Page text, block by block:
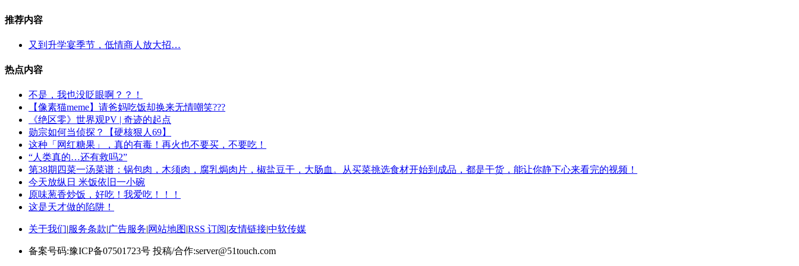
推荐内容
又到升学宴季节，低情商人放大招…
热点内容
不是，我也没眨眼啊？？！
【像素猫meme】请爸妈吃饭却换来无情嘲笑???
《绝区零》世界观PV | 奇迹的起点
勋宗如何当侦探？【硬核狠人69】
这种「网红糖果」，真的有毒！再火也不要买，不要吃！
“人类真的…还有救吗2”
第38期四菜一汤菜谱：锅包肉，木须肉，腐乳焗肉片，椒盐豆干，大肠血。从买菜挑选食材开始到成品，都是干货，能让你静下心来看完的视频！
今天放纵日 米饭依旧一小碗
原味葱香炒饭，好吃！我爱吃！！！
这是天才做的陷阱！
关于我们|服务条款|广告服务|网站地图|RSS 订阅|友情链接|中软传媒
备案号码:豫ICP备07501723号 投稿/合作:server@51touch.com